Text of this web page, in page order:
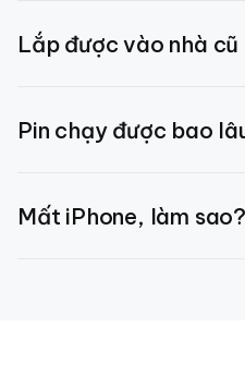
Lắp được vào nhà cũ
được. Aqaravn khảo sát
Pin chạy được bao
trước 2 tuần.
Mất iPhone, làm sao?